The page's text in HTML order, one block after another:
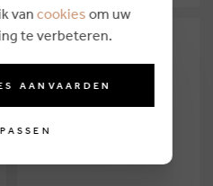
van cookies om uw
te verbeteren.
AANVAARDEN